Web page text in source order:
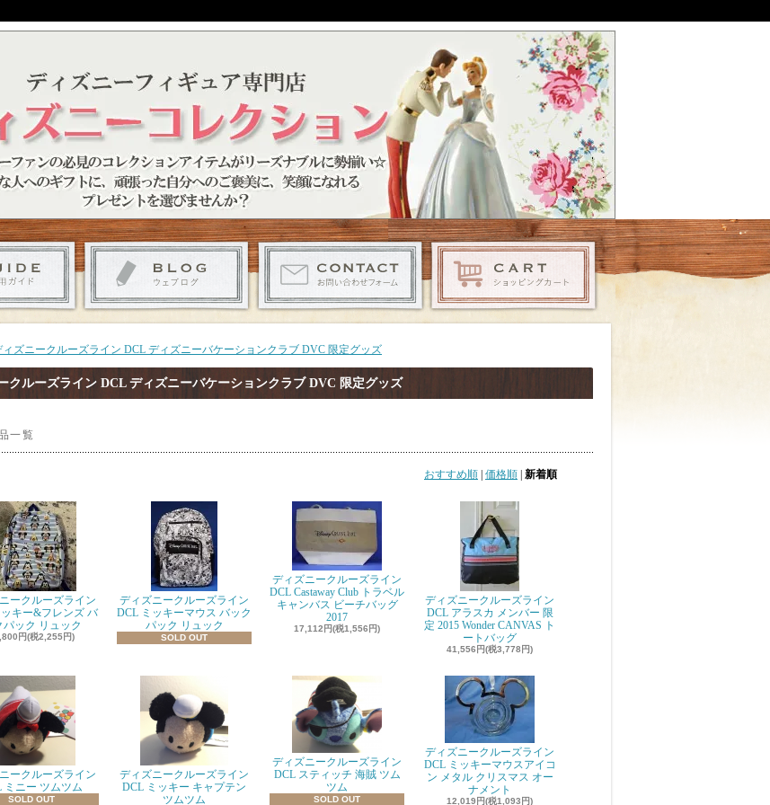
ィズニークルーズライン DCL ディズニーバケーションクラブ DVC 限定グッズ
クルーズライン DCL ディズニーバケーションクラブ DVC 限定グッズ
一覧
おすすめ順 価格順 新着順
ークルーズライン
キー&フレンズ バ
パック リュック
円(税2,255円)
ディズニークルーズライン
DCL ミッキーマウス バック
パック リュック
SOLD OUT
ディズニークルーズライン
DCL Castaway Club トラベル
キャンバス ビーチバッグ
2017
17,112円(税1,556円)
ディズニークルーズライン
DCL アラスカ メンバー 限
定 2015 Wonder CANVAS ト
ートバッグ
41,556円(税3,778円)
ークルーズライン
ミニー ツムツム
SOLD OUT
ディズニークルーズライン
DCL ミッキー キャプテン
ツムツム
ディズニークルーズライン
DCL スティッチ 海賊 ツム
ツム
SOLD OUT
ディズニークルーズライン
DCL ミッキーマウスアイコ
ン メタル クリスマス オー
ナメント
12,019円(税1,093円)